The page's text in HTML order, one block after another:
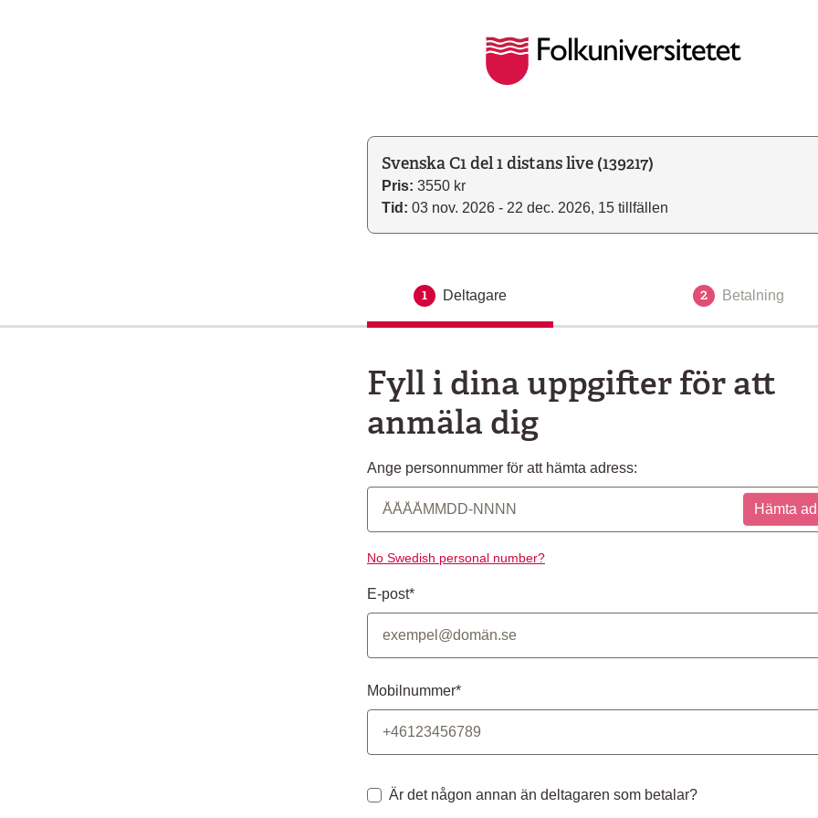
Svenska C1 del 1 distans live (139217)
Pris: 3550 kr
Tid: 03 nov. 2026 - 22 dec. 2026, 15 tillfällen
1 Aktuellt steg
Deltagare 2 Betalning
Fyll i dina uppgifter för att
anmäla dig
Ange personnummer för att hämta adress:
Hämta
No Swedish personal number?
E-post*
Mobilnummer*
Är det någon annan än deltagaren som betalar?